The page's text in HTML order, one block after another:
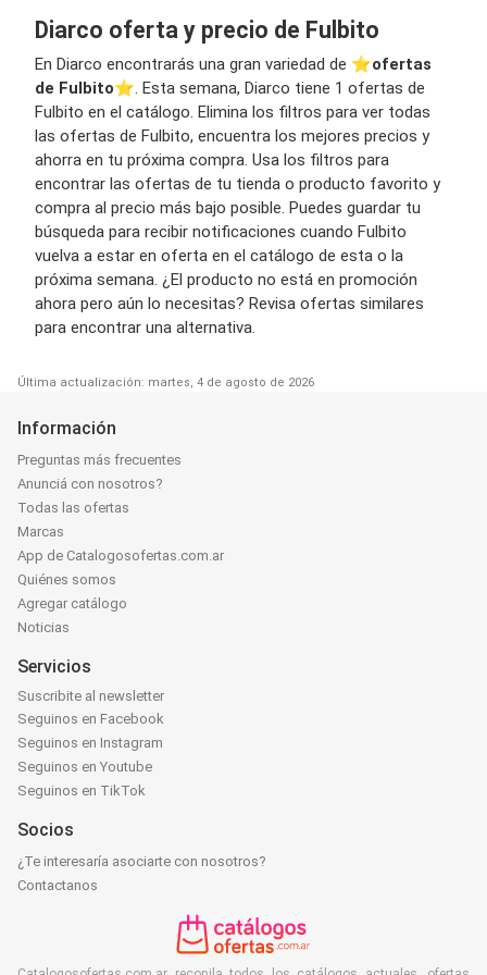
Diarco oferta y precio de Fulbito
En Diarco encontrarás una gran variedad de ⭐️ofertas
de Fulbito⭐️. Esta semana, Diarco tiene 1 ofertas de
Fulbito en el catálogo. Elimina los filtros para ver todas
las ofertas de Fulbito, encuentra los mejores precios y
ahorra en tu próxima compra. Usa los filtros para
encontrar las ofertas de tu tienda o producto favorito y
compra al precio más bajo posible. Puedes guardar tu
búsqueda para recibir notificaciones cuando Fulbito
vuelva a estar en oferta en el catálogo de esta o la
próxima semana. ¿El producto no está en promoción
ahora pero aún lo necesitas? Revisa ofertas similares
para encontrar una alternativa.
Última actualización: martes, 4 de agosto de 2026
Información
Preguntas más frecuentes
Anunciá con nosotros?
Todas las ofertas
Marcas
App de Catalogosofertas.com.ar
Quiénes somos
Agregar catálogo
Noticias
Servicios
Suscribite al newsletter
Seguinos en Facebook
Seguinos en Instagram
Seguinos en Youtube
Seguinos en TikTok
Socios
¿Te interesaría asociarte con nosotros?
Contactanos